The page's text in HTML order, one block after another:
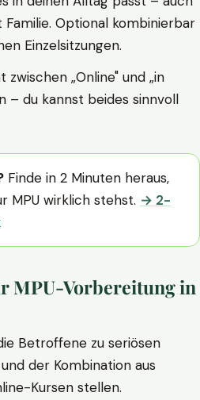
Optional kombinierbar
Einzelsitzungen.
„Online" und „in
– du kannst beides sinnvoll
Finde in 2 Minuten heraus,
MPU wirklich stehst. → 2-
MPU-Vorbereitung in
Betroffene zu seriösen
der Kombination aus
Kursen stellen.